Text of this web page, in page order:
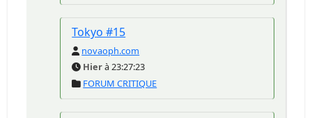
Tokyo #15
novaoph.com
Hierà 23:27:23
FORUM CRITIQUE